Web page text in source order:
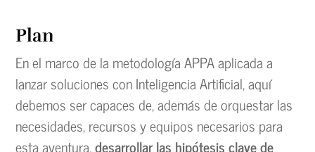
Plan
En el marco de la metodología APPA aplicada a
lanzar soluciones con Inteligencia Artificial, aquí
debemos ser capaces de, además de orquestar las
necesidades, recursos y equipos necesarios para
esta aventura,desarrollar las hipótesis clave de